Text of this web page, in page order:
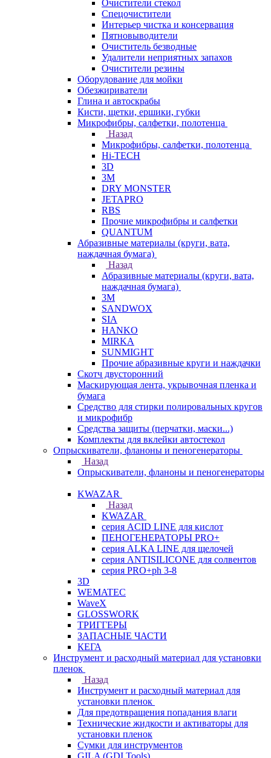
Очистители стекол
Спецочистители
Интерьер чистка и консервация
Пятновыводители
Очиститель безводные
Удалители неприятных запахов
Очистители резины
Оборудование для мойки
Обезжириватели
Глина и автоскрабы
Кисти, щетки, ершики, губки
Микрофибры, салфетки, полотенца
Назад
Микрофибры, салфетки, полотенца
Hi-TECH
3D
3М
DRY MONSTER
JETAPRO
RBS
Прочие микрофибры и салфетки
QUANTUM
Абразивные материалы (круги, вата,
наждачная бумага)
Назад
Абразивные материалы (круги, вата,
наждачная бумага)
3М
SANDWOX
SIA
HANKO
MIRKA
SUNMIGHT
Прочие абразивные круги и наждачки
Скотч двусторонний
Маскирующая лента, укрывочная пленка и
бумага
Средство для стирки полировальных кругов
и микрофибр
Средства защиты (перчатки, маски...)
Комплекты для вклейки автостекол
Опрыскиватели, фланоны и пеногенераторы
Назад
Опрыскиватели, фланоны и пеногенераторы
KWAZAR
Назад
KWAZAR
серия ACID LINE для кислот
ПЕНОГЕНЕРАТОРЫ PRO+
серия ALKA LINE для щелочей
серия ANTISILICONE для солвентов
серия PRO+ph 3-8
3D
WEMATEC
WaveX
GLOSSWORK
ТРИГГЕРЫ
ЗАПАСНЫЕ ЧАСТИ
КЕГА
Инструмент и расходный материал для установки
пленок
Назад
Инструмент и расходный материал для
установки пленок
Для предотвращения попадания влаги
Технические жидкости и активаторы для
установки пленок
Сумки для инструментов
GILA (GDI Tools)